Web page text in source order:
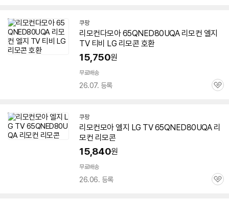
쿠팡
리모컨다모아65QNED80UQA리모컨 엘지
TV 티비 LG 리모콘 호환
15,750원
무료배송
26.07. 등록
관
쿠팡
리모컨모아 엘지 LG TV65QNED80UQA리
모컨 리모콘
15,840원
무료배송
26.06. 등록
관